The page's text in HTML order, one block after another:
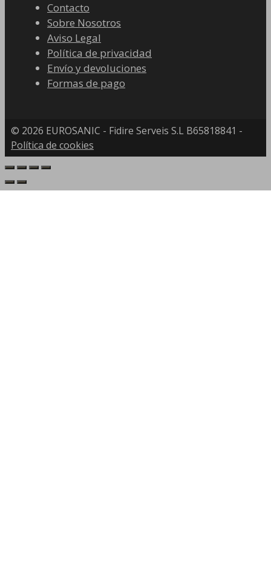
Contacto
Sobre Nosotros
Aviso Legal
Política de privacidad
Envío y devoluciones
Formas de pago
© 2026 EUROSANIC - Fidire Serveis S.L B65818841 -
Política de cookies